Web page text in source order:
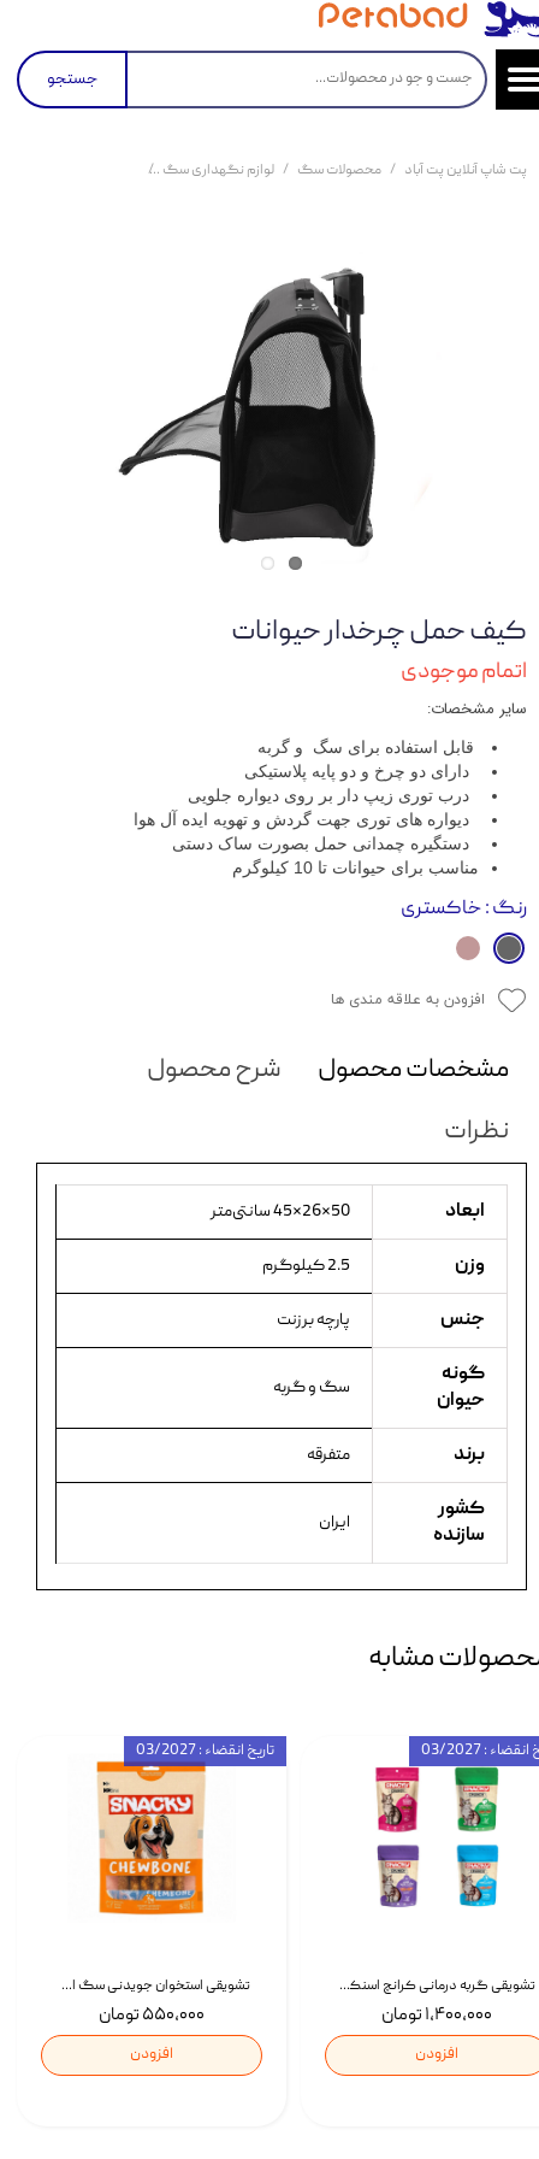
جستجو
پت شاپ آنلاین پت آباد محصولات سگ لوازم نگهداری سگ
کیف حمل چرخدار حیوانات
اتمام موجودی
سایر مشخصات:
قابل استفاده برای سگ و گربه
دارای دو چرخ و دو پایه پلاستیکی
درب توری زیپ دار بر روی دیواره جلویی
دیواره های توری جهت گردش و تهویه ایده آل هوا
دستگیره چمدانی حمل بصورت ساک دستی
مناسب برای حیوانات تا 10 کیلوگرم
رنگ: خاکستری
افزودن به علاقه مندی ها
مشخصات محصول
شرح محصول
نظرات
ابعاد 50×26×45 سانتی‌متر
وزن 2.5 کیلوگرم
جنس پارچه برزنت
گونه
حیوان
سگ و گربه
برند متفرقه
کشور
سازنده
ایران
مشابه
تشویقی استخوان جویدنی سگ اسنکی کرانچی با طعم مرغ Snacky Crunchy Munchy وزن 100 گرم
۵۵۰,۰۰۰ تومان
افزودن
تاریخ انقضاء : 03/2027
تشویقی گربه درمانی کرانچ اسنکی با طعم میکس Snacky Crunch Cat Treats وزن 60 گرم بسته 4 عددی
۱,۴۰۰,۰۰۰ تومان
افزودن
: 03/2027